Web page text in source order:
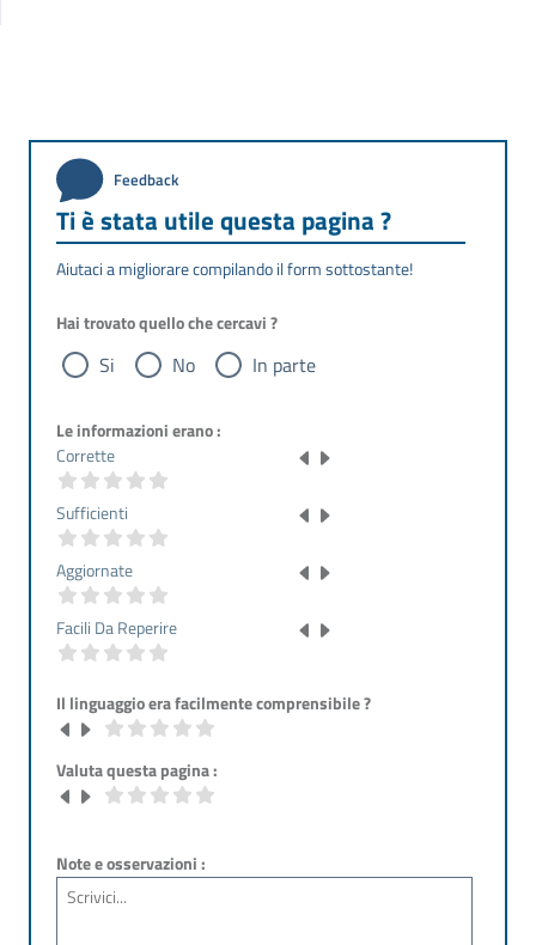
Feedback
Ti è stata utile questa pagina ?
Aiutaci a migliorare compilando il form sottostante!
Hai trovato quello che cercavi ?
Si No In parte
Le informazioni erano :
Corrette
Sufficienti
Aggiornate
Facili Da Reperire
Il linguaggio era facilmente comprensibile ?
Valuta questa pagina :
Note e osservazioni :